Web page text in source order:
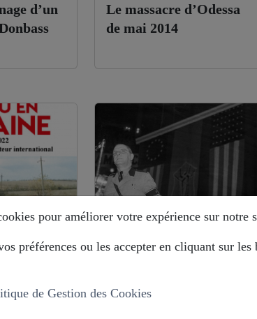
d’un
Le massacre d’Odessa
de mai 2014
2025
je ne
mardi août 12, 2025
Européistes veulent
pour améliorer votre expérience sur notre
préférences ou les accepter en cliquant sur les
de Gestion des Cookies